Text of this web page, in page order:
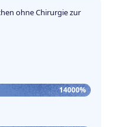
ohne Chirurgie zur
14000%